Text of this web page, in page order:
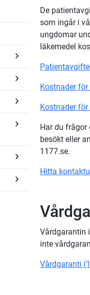
Undersidor
för
vården
Undersidor
för
sjukhus
Undersidor
och
andras
Undersidor
för
regionkliniken
Undersidor
för
Undersidor
högspecialiserad
De
som ingår i
ungdomar
läkemedel
Kostnader
Kostnader
Har du
besökt eller
1177.se.
Hitta
Vårdgarantin
inte
Vårdgaranti